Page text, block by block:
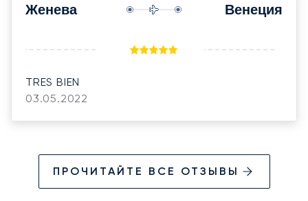
Женева Венеция
TRES BIEN
03.05.2022
ПРОЧИТАЙТЕ ВСЕ ОТЗЫВЫ